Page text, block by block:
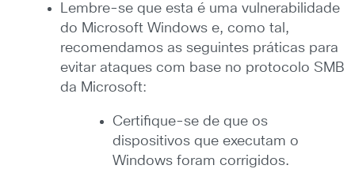
Lembre-se que esta é uma vulnerabilidade
do Microsoft Windows e, como tal,
recomendamos as seguintes práticas para
evitar ataques com base no protocolo SMB
da Microsoft:
Certifique-se de que os
dispositivos que executam o
Windows foram corrigidos.